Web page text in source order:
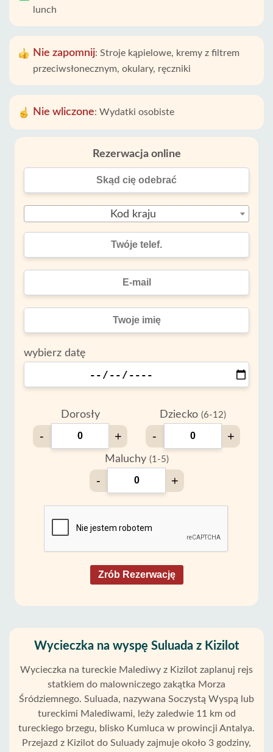
lunch
Nie zapomnij: Stroje kąpielowe, kremy z filtrem
przeciwsłonecznym, okulary, ręczniki
Nie wliczone: Wydatki osobiste
Rezerwacja online
Kod kraju
wybierz datę
Dorosły
- +
Dziecko (6-12)
- +
Maluchy (1-5)
- +
Zrób Rezerwację
Wycieczka na wyspę Suluada z Kizilot
Wycieczka na tureckie Malediwy z Kizilot zaplanuj rejs
statkiem do malowniczego zakątka Morza
Śródziemnego. Suluada, nazywana Soczystą Wyspą lub
tureckimi Malediwami, leży zaledwie 11 km od
tureckiego brzegu, blisko Kumluca w prowincji Antalya.
Przejazd z Kizilot do Suluady zajmuje około 3 godziny,